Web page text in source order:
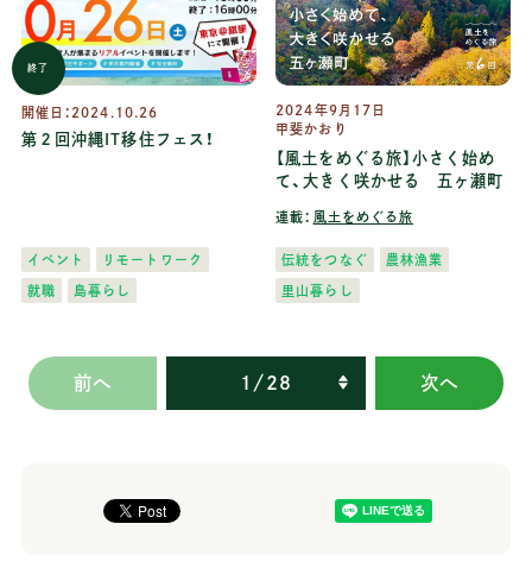
終了
開催日： 2024.10.26
第２回沖縄IT移住フェス！
イベント リモートワーク
就職 島暮らし
2024年9月17日
甲斐かおり
【風土をめぐる旅】小さく始め
て、大きく咲かせる 五ヶ瀬町
連載： 風土をめぐる旅
伝統をつなぐ 農林漁業
里山暮らし
前へ 1 /28 次へ